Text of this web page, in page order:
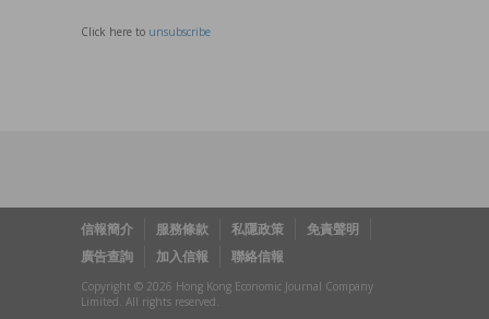
Click here to unsubscribe
信報簡介 服務條款 私隱政策
免責聲明
廣告查詢
加入信報 聯絡信報
Copyright © 2026 Hong Kong Economic Journal Company
Limited. All rights reserved.